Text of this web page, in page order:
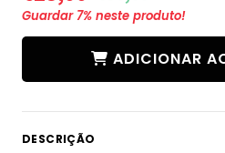
Guardar7% neste produto!
ADICIONAR
DESCRIÇÃO